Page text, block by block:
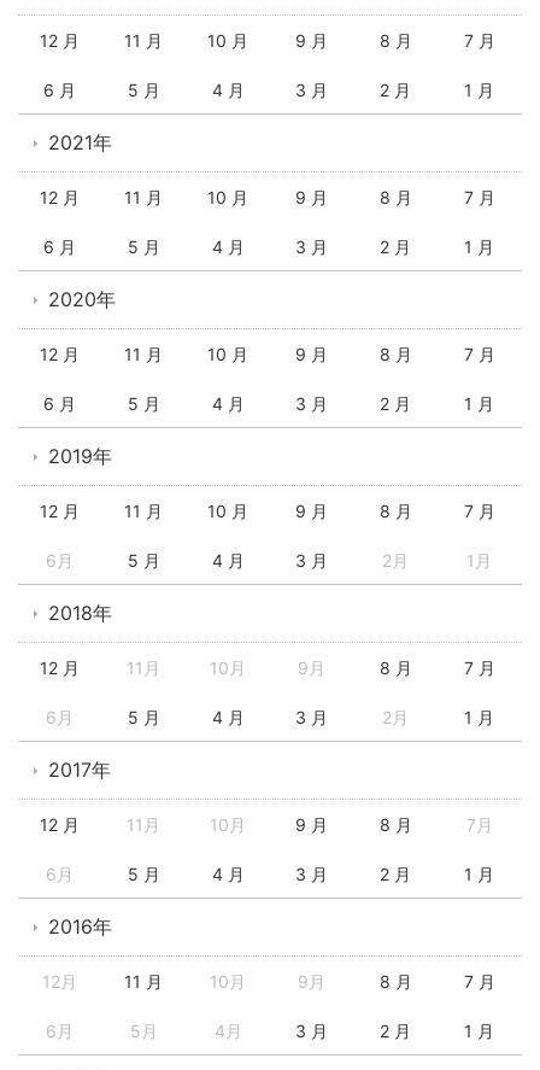
12 月 11 月 10 月 9 月 8 月 7 月
6 月 5 月 4 月 3 月 2 月 1 月
2021年
12 月 11 月 10 月 9 月 8 月 7 月
6 月 5 月 4 月 3 月 2 月 1 月
2020年
12 月 11 月 10 月 9 月 8 月 7 月
6 月 5 月 4 月 3 月 2 月 1 月
2019年
12 月 11 月 10 月 9 月 8 月 7 月
6月 5 月 4 月 3 月 2月 1月
2018年
12 月 11月 10月 9月 8 月 7 月
6月 5 月 4 月 3 月 2月 1 月
2017年
12 月 11月 10月 9 月 8 月 7月
6月 5 月 4 月 3 月 2 月 1 月
2016年
12月 11 月 10月 9月 8 月 7 月
6月 5月 4月 3 月 2 月 1 月